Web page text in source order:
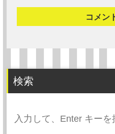
検索
索: